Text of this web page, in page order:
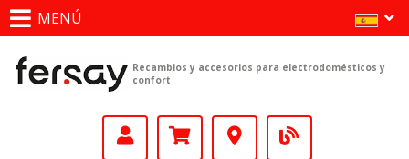
MENÚ
Recambios y accesorios para electrodomésticos y
confort